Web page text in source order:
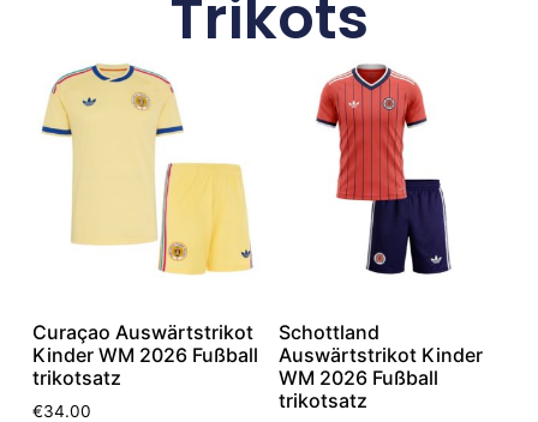
Trikots
Curaçao Auswärtstrikot
Kinder WM 2026 Fußball
trikotsatz
€34.00
Schottland
Auswärtstrikot Kinder
WM 2026 Fußball
trikotsatz